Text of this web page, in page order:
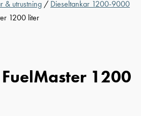
& utrustning / Dieseltankar 1200-9000
1200 liter
1200